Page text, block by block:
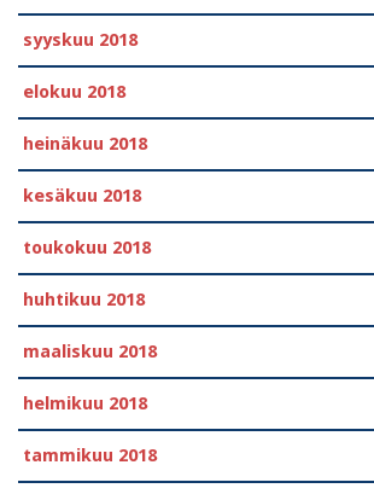
syyskuu 2018
elokuu 2018
heinäkuu 2018
kesäkuu 2018
toukokuu 2018
huhtikuu 2018
maaliskuu 2018
helmikuu 2018
tammikuu 2018